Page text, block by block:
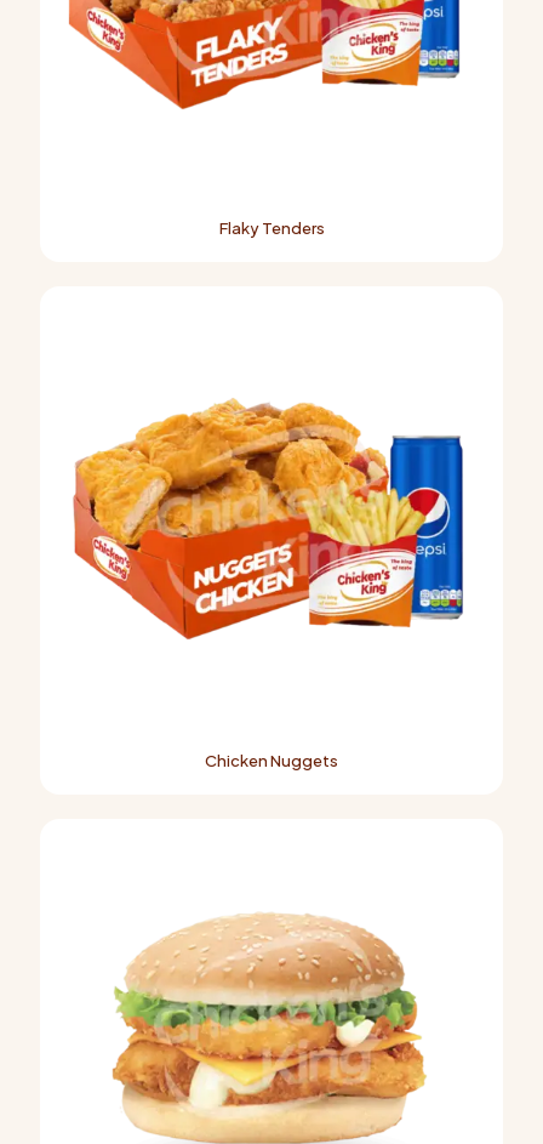
Flaky Tenders
Chicken Nuggets